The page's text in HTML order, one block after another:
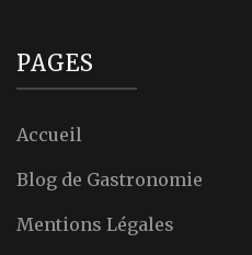
PAGES
Accueil
Blog de Gastronomie
Mentions Légales